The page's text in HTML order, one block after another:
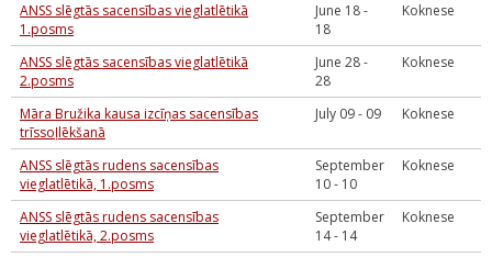
ANSS slēgtās sacensības vieglatlētikā
1.posms
June 18 -
18
Koknese
ANSS slēgtās sacensības vieglatlētikā
2.posms
June 28 -
28
Koknese
Māra Bružika kausa izcīņas sacensības
trīssoļlēkšanā
July 09 - 09 Koknese
ANSS slēgtās rudens sacensības
vieglatlētikā, 1.posms
September
10 - 10
Koknese
ANSS slēgtās rudens sacensības
vieglatlētikā, 2.posms
September
14 - 14
Koknese